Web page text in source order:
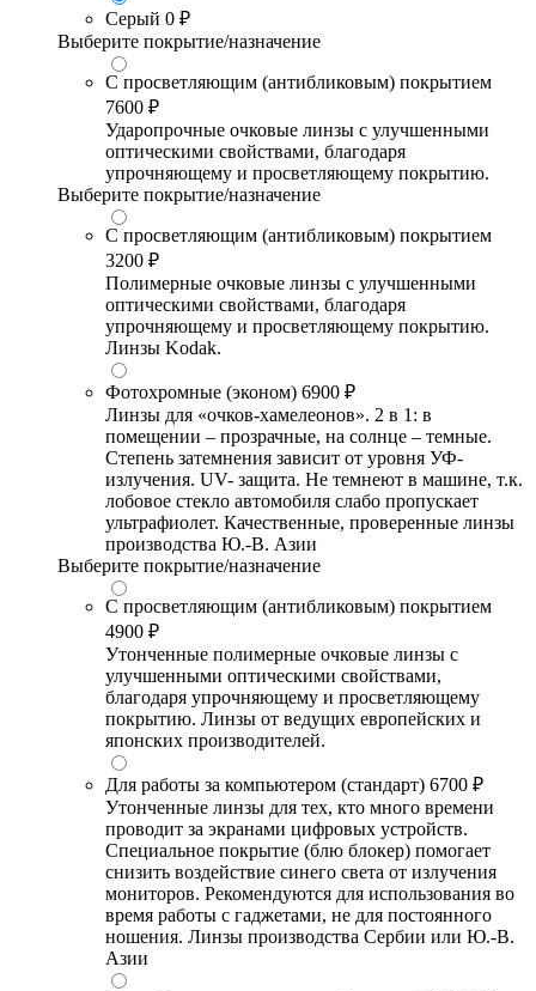
Серый 0 ₽
Выберите покрытие/назначение
С просветляющим (антибликовым) покрытием
7600 ₽
Ударопрочные очковые линзы с улучшенными
оптическими свойствами, благодаря
упрочняющему и просветляющему покрытию.
Выберите покрытие/назначение
С просветляющим (антибликовым) покрытием
3200 ₽
Полимерные очковые линзы с улучшенными
оптическими свойствами, благодаря
упрочняющему и просветляющему покрытию.
Линзы Kodak.
Фотохромные (эконом) 6900 ₽
Линзы для «очков-хамелеонов». 2 в 1: в
помещении – прозрачные, на солнце – темные.
Степень затемнения зависит от уровня УФ-
излучения. UV- защита. Не темнеют в машине, т.к.
лобовое стекло автомобиля слабо пропускает
ультрафиолет. Качественные, проверенные линзы
производства Ю.-В. Азии
Выберите покрытие/назначение
С просветляющим (антибликовым) покрытием
4900 ₽
Утонченные полимерные очковые линзы с
улучшенными оптическими свойствами,
благодаря упрочняющему и просветляющему
покрытию. Линзы от ведущих европейских и
японских производителей.
Для работы за компьютером (стандарт) 6700 ₽
Утонченные линзы для тех, кто много времени
проводит за экранами цифровых устройств.
Специальное покрытие (блю блокер) помогает
снизить воздействие синего света от излучения
мониторов. Рекомендуются для использования во
время работы с гаджетами, не для постоянного
ношения. Линзы производства Сербии или Ю.-В.
Азии